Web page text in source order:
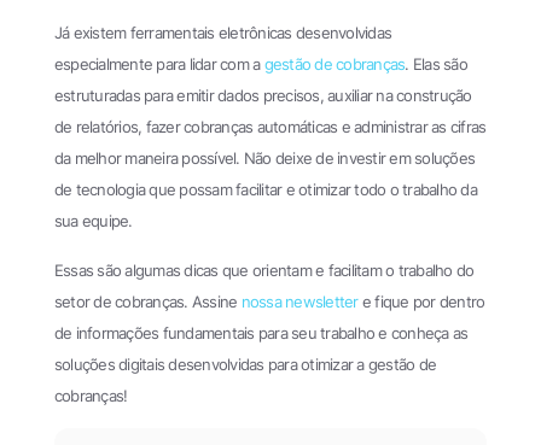
Já existem ferramentais eletrônicas desenvolvidas
especialmente para lidar com agestão de cobranças. Elas são
estruturadas para emitir dados precisos, auxiliar na construção
de relatórios, fazer cobranças automáticas e administrar as cifras
da melhor maneira possível. Não deixe de investir em soluções
de tecnologia que possam facilitar e otimizar todo o trabalho da
sua equipe.
Essas são algumas dicas que orientam e facilitam o trabalho do
setor de cobranças. Assine nossa newslettere fique por dentro
de informações fundamentais para seu trabalho e conheça as
soluções digitais desenvolvidas para otimizar a gestão de
cobranças!